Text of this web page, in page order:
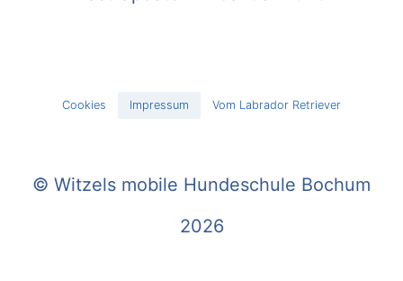
Cookies Impressum Vom Labrador Retriever
© Witzels mobile Hundeschule Bochum
2026